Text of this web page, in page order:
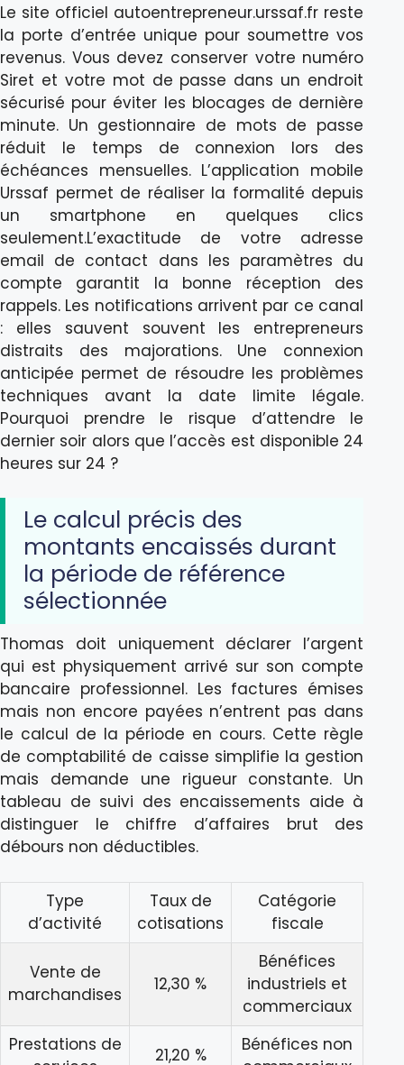
Le site officiel autoentrepreneur.urssaf.fr reste
la porte d’entrée unique pour soumettre vos
revenus. Vous devez conserver votre numéro
Siret et votre mot de passe dans un endroit
sécurisé pour éviter les blocages de dernière
minute. Un gestionnaire de mots de passe
réduit le temps de connexion lors des
échéances mensuelles. L’application mobile
Urssaf permet de réaliser la formalité depuis
un smartphone en quelques clics
seulement.L’exactitude de votre adresse
email de contact dans les paramètres du
compte garantit la bonne réception des
rappels. Les notifications arrivent par ce canal
: elles sauvent souvent les entrepreneurs
distraits des majorations. Une connexion
anticipée permet de résoudre les problèmes
techniques avant la date limite légale.
Pourquoi prendre le risque d’attendre le
dernier soir alors que l’accès est disponible 24
heures sur 24 ?
Le calcul précis des
montants encaissés durant
la période de référence
sélectionnée
Thomas doit uniquement déclarer l’argent
qui est physiquement arrivé sur son compte
bancaire professionnel. Les factures émises
mais non encore payées n’entrent pas dans
le calcul de la période en cours. Cette règle
de comptabilité de caisse simplifie la gestion
mais demande une rigueur constante. Un
tableau de suivi des encaissements aide à
distinguer le chiffre d’affaires brut des
débours non déductibles.
Type
d’activité
Taux de
cotisations
Catégorie
fiscale
Vente de
marchandises
12,30 %
Bénéfices
industriels et
commerciaux
Prestations de
21,20 %
Bénéfices non